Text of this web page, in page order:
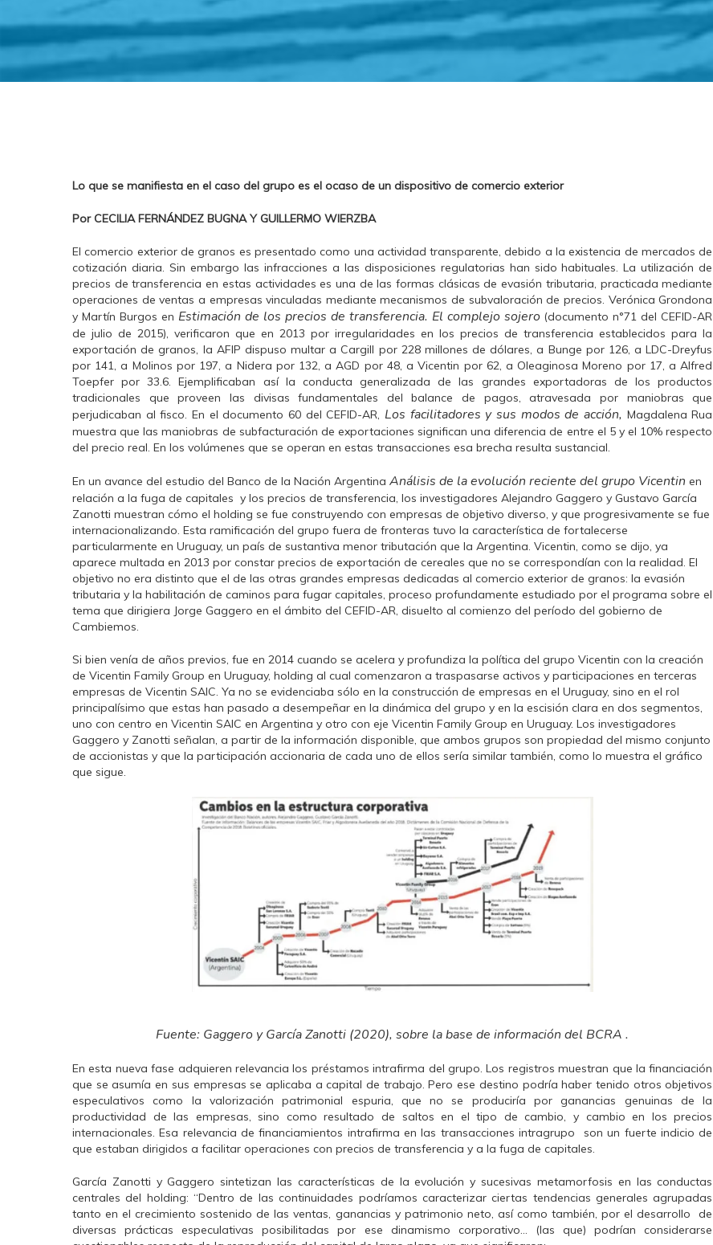
Lo que se manifiesta en el caso del grupo es el ocaso de un dispositivo de comercio exterior
Por CECILIA FERNÁNDEZ BUGNA Y GUILLERMO WIERZBA
El comercio exterior de granos es presentado como una actividad transparente, debido a la existencia de mercados de
cotización diaria. Sin embargo las infracciones a las disposiciones regulatorias han sido habituales. La utilización de
precios de transferencia en estas actividades es una de las formas clásicas de evasión tributaria, practicada mediante
operaciones de ventas a empresas vinculadas mediante mecanismos de subvaloración de precios. Verónica Grondona
y Martín Burgos en Estimación de los precios de transferencia. El complejo sojero(documento n°71 del CEFID-AR
de julio de 2015), verificaron que en 2013 por irregularidades en los precios de transferencia establecidos para la
exportación de granos, la AFIP dispuso multar a Cargill por 228 millones de dólares, a Bunge por 126, a LDC-Dreyfus
por 141, a Molinos por 197, a Nidera por 132, a AGD por 48, a Vicentin por 62, a Oleaginosa Moreno por 17, a Alfred
Toepfer por 33.6. Ejemplificaban así la conducta generalizada de las grandes exportadoras de los productos
tradicionales que proveen las divisas fundamentales del balance de pagos, atravesada por maniobras que
perjudicaban al fisco. En el documento 60 del CEFID-AR, Los facilitadores y sus modos de acción, Magdalena Rua
muestra que las maniobras de subfacturación de exportaciones significan una diferencia de entre el 5 y el 10% respecto
del precio real. En los volúmenes que se operan en estas transacciones esa brecha resulta sustancial.
En un avance del estudio del Banco de la Nación Argentina Análisis de la evolución reciente del grupo Vicentin en
relación a la fuga de capitales y los precios de transferencia, los investigadores Alejandro Gaggero y Gustavo García
Zanotti muestran cómo el holding se fue construyendo con empresas de objetivo diverso, y que progresivamente se fue
internacionalizando. Esta ramificación del grupo fuera de fronteras tuvo la característica de fortalecerse
particularmente en Uruguay, un país de sustantiva menor tributación que la Argentina. Vicentin, como se dijo, ya
aparece multada en 2013 por constar precios de exportación de cereales que no se correspondían con la realidad. El
objetivo no era distinto que el de las otras grandes empresas dedicadas al comercio exterior de granos: la evasión
tributaria y la habilitación de caminos para fugar capitales, proceso profundamente estudiado por el programa sobre el
tema que dirigiera Jorge Gaggero en el ámbito del CEFID-AR, disuelto al comienzo del período del gobierno de
Cambiemos.
Si bien venía de años previos, fue en 2014 cuando se acelera y profundiza la política del grupo Vicentin con la creación
de Vicentin Family Group en Uruguay, holding al cual comenzaron a traspasarse activos y participaciones en terceras
empresas de Vicentin SAIC. Ya no se evidenciaba sólo en la construcción de empresas en el Uruguay, sino en el rol
principalísimo que estas han pasado a desempeñar en la dinámica del grupo y en la escisión clara en dos segmentos,
uno con centro en Vicentin SAIC en Argentina y otro con eje Vicentin Family Group en Uruguay. Los investigadores
Gaggero y Zanotti señalan, a partir de la información disponible, que ambos grupos son propiedad del mismo conjunto
de accionistas y que la participación accionaria de cada uno de ellos sería similar también, como lo muestra el gráfico
que sigue.
Fuente: Gaggero y García Zanotti (2020), sobre la base de información del BCRA .
En esta nueva fase adquieren relevancia los préstamos intrafirma del grupo. Los registros muestran que la financiación
que se asumía en sus empresas se aplicaba a capital de trabajo. Pero ese destino podría haber tenido otros objetivos
especulativos como la valorización patrimonial espuria, que no se produciría por ganancias genuinas de la
productividad de las empresas, sino como resultado de saltos en el tipo de cambio, y cambio en los precios
internacionales. Esa relevancia de financiamientos intrafirma en las transacciones intragrupo son un fuerte indicio de
que estaban dirigidos a facilitar operaciones con precios de transferencia y a la fuga de capitales.
García Zanotti y Gaggero sintetizan las características de la evolución y sucesivas metamorfosis en las conductas
centrales del holding: “Dentro de las continuidades podríamos caracterizar ciertas tendencias generales agrupadas
tanto en el crecimiento sostenido de las ventas, ganancias y patrimonio neto, así como también, por el desarrollo de
diversas prácticas especulativas posibilitadas por ese dinamismo corporativo… (las que) podrían considerarse